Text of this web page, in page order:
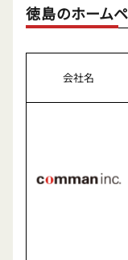
徳島のホーム
会社名